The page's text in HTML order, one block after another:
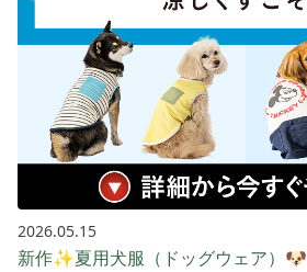
2026.05.15
新作✨夏用犬服（ドッグウェア）🐶